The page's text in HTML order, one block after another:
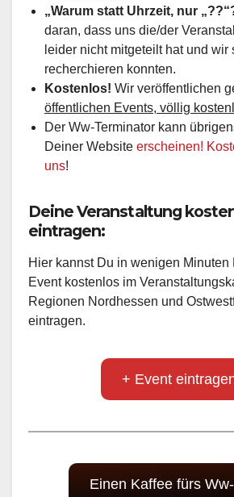
„Warum statt Uhrzeit, nur
daran, dass uns die/der
leider nicht mitgeteilt hat und wir
recherchieren konnten.
Kostenlos! Wir veröffentlichen
öffentlichen Events, völlig
Der Ww-Terminator kann
Deiner Website erscheinen!
uns!
Deine Veranstaltung
eintragen:
Hier kannst Du in wenigen Minuten
Event kostenlos im
Regionen Nordhessen und
eintragen.
+ Event
Einen Kaffee fürs